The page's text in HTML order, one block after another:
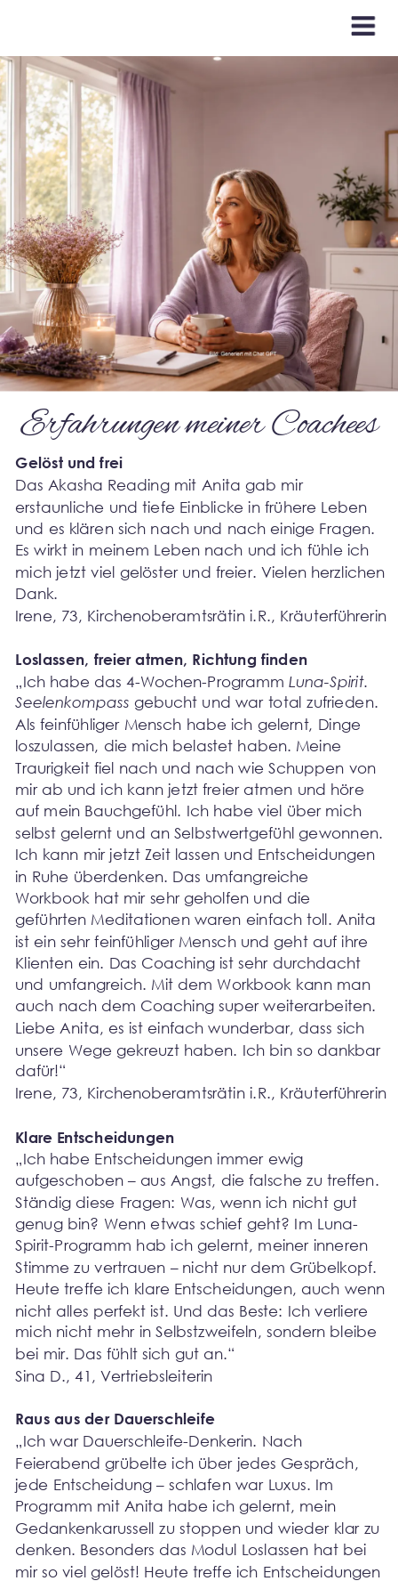
Erfahrungen meiner Coachees
Gelöst und frei
Das Akasha Reading mit Anita gab mir
erstaunliche und tiefe Einblicke in frühere Leben
und es klären sich nach und nach einige Fragen.
Es wirkt in meinem Leben nach und ich fühle ich
mich jetzt viel gelöster und freier. Vielen herzlichen
Dank.
Irene, 73, Kirchenoberamtsrätin i.R., Kräuterführerin
Loslassen, freier atmen, Richtung finden
„Ich habe das 4-Wochen-Programm Luna-Spirit.
Seelenkompass gebucht und war total zufrieden.
Als feinfühliger Mensch habe ich gelernt, Dinge
loszulassen, die mich belastet haben. Meine
Traurigkeit fiel nach und nach wie Schuppen von
mir ab und ich kann jetzt freier atmen und höre
auf mein Bauchgefühl. Ich habe viel über mich
selbst gelernt und an Selbstwertgefühl gewonnen.
Ich kann mir jetzt Zeit lassen und Entscheidungen
in Ruhe überdenken. Das umfangreiche
Workbook hat mir sehr geholfen und die
geführten Meditationen waren einfach toll. Anita
ist ein sehr feinfühliger Mensch und geht auf ihre
Klienten ein. Das Coaching ist sehr durchdacht
und umfangreich. Mit dem Workbook kann man
auch nach dem Coaching super weiterarbeiten.
Liebe Anita, es ist einfach wunderbar, dass sich
unsere Wege gekreuzt haben. Ich bin so dankbar
dafür!“
Irene, 73, Kirchenoberamtsrätin i.R., Kräuterführerin
Klare Entscheidungen
„Ich habe Entscheidungen immer ewig
aufgeschoben – aus Angst, die falsche zu treffen.
Ständig diese Fragen: Was, wenn ich nicht gut
genug bin? Wenn etwas schief geht? Im Luna-
Spirit-Programm hab ich gelernt, meiner inneren
Stimme zu vertrauen – nicht nur dem Grübelkopf.
Heute treffe ich klare Entscheidungen, auch wenn
nicht alles perfekt ist. Und das Beste: Ich verliere
mich nicht mehr in Selbstzweifeln, sondern bleibe
bei mir. Das fühlt sich gut an.“
Sina D., 41, Vertriebsleiterin
Raus aus der Dauerschleife
„Ich war Dauerschleife-Denkerin. Nach
Feierabend grübelte ich über jedes Gespräch,
jede Entscheidung – schlafen war Luxus. Im
Programm mit Anita habe ich gelernt, mein
Gedankenkarussell zu stoppen und wieder klar zu
denken. Besonders das Modul Loslassen hat bei
mir so viel gelöst! Heute treffe ich Entscheidungen